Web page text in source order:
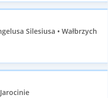
Silesiusa • Wałbrzych